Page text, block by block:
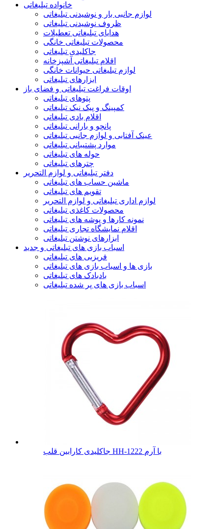
خانواده تبلیغاتی
لوازم جانبی بار و نوشیدنی تبلیغاتی
ظروف نوشیدنی تبلیغاتی
هدایای تبلیغاتی تعطیلات
محصولات تبلیغاتی خانگی
جاکلیدی تبلیغاتی
اقلام تبلیغاتی آشپزخانه
لوازم تبلیغاتی حیوانات خانگی
ابزارهای تبلیغاتی
اوقات فراغت تبلیغاتی و فضای باز
پتوهای تبلیغاتی
کمپینگ و پیک نیک تبلیغاتی
اقلام بادی تبلیغاتی
پانچو و بارانی تبلیغاتی
عینک آفتابی و لوازم جانبی تبلیغاتی
موارد پشتیبانی تبلیغاتی
حوله های تبلیغاتی
چترهای تبلیغاتی
دفتر تبلیغاتی و لوازم التحریر
ماشین حساب های تبلیغاتی
تقویم های تبلیغاتی
لوازم اداری تبلیغاتی و لوازم التحریر
محصولات کاغذی تبلیغاتی
نمونه کارها و پوشه های تبلیغاتی
اقلام نمایشگاه تجاری تبلیغاتی
ابزارهای نوشتن تبلیغاتی
اسباب بازی های تبلیغاتی و جدید
فریزبی های تبلیغاتی
بازی ها و اسباب بازی های تبلیغاتی
بادبادک های تبلیغاتی
اسباب بازی های پر شده تبلیغاتی
جاکلیدی کارابین قلب HH-1222 با آرم